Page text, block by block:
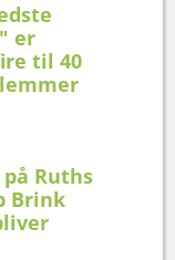
er
til 40
Ruths
Brink